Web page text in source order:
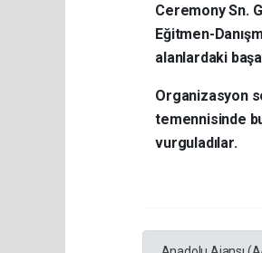
Ceremony Sn.
Eğitmen-
alanlardaki
Organizasyon
temennisinde
vurguladılar.